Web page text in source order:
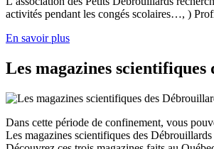
activités pendant les congés scolaires…, )
En savoir plus
Les magazines
Dans cette période de confinement, vous
Les magazines scientifiques des